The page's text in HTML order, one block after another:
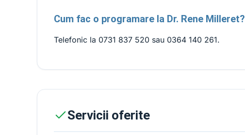
Cum fac o programare la Dr. Rene Milleret?
Telefonic la 0731 837 520 sau 0364 140 261.
Servicii oferite